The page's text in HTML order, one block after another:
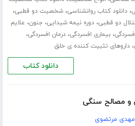
،دانلود کتاب روانشناسی،شخصیت دو قطبی،
دو قطبی،دوره نیمه شیدایی، جنون، علایم
،بیماری افسردگی،درمان افسردگی،
،داروهای تثبیت کننده ی خلق
دانلود کتاب
و مصالح سنگی
مهدی مرتضوی